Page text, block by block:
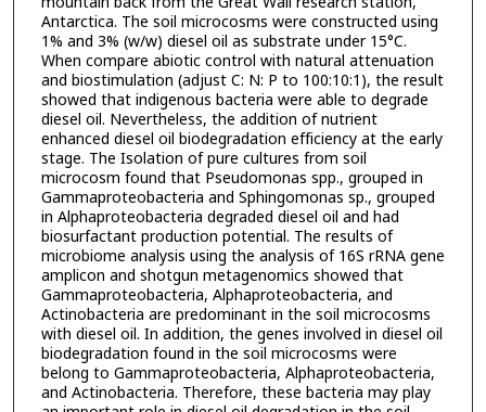
Antarctica. The soil microcosms were constructed using
1% and 3% (w/w) diesel oil as substrate under 15°C.
When compare abiotic control with natural attenuation
and biostimulation (adjust C: N: P to 100:10:1), the result
showed that indigenous bacteria were able to degrade
diesel oil. Nevertheless, the addition of nutrient
enhanced diesel oil biodegradation efficiency at the early
stage. The Isolation of pure cultures from soil
microcosm found that Pseudomonas spp., grouped in
Gammaproteobacteria and Sphingomonas sp., grouped
in Alphaproteobacteria degraded diesel oil and had
biosurfactant production potential. The results of
microbiome analysis using the analysis of 16S rRNA gene
amplicon and shotgun metagenomics showed that
Gammaproteobacteria, Alphaproteobacteria, and
Actinobacteria are predominant in the soil microcosms
with diesel oil. In addition, the genes involved in diesel oil
biodegradation found in the soil microcosms were
belong to Gammaproteobacteria, Alphaproteobacteria,
and Actinobacteria. Therefore, these bacteria may play